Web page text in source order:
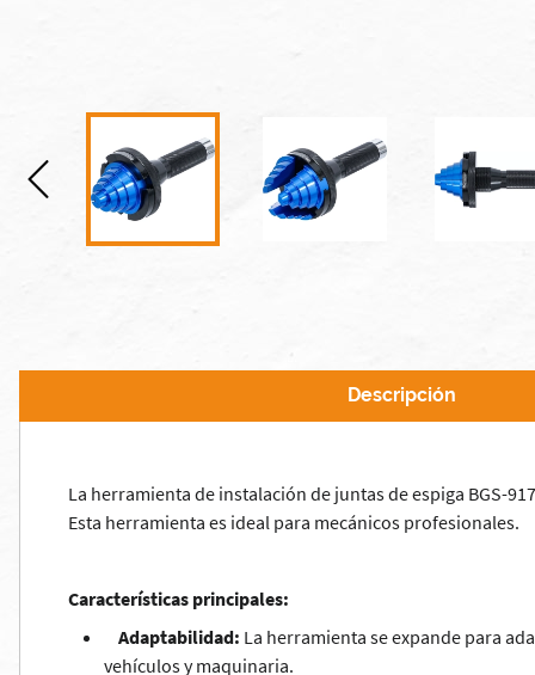
Descripción
La herramienta de instalación de juntas de espiga BGS-
Esta herramienta es ideal para mecánicos profesionales.
Características principales:
Adaptabilidad: La herramienta se expande para
vehículos y maquinaria.